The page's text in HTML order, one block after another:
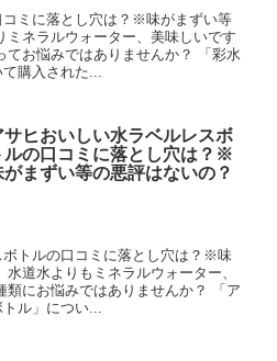
ミに落とし穴は？※味がまずい等
ミネラルウォーター、美味しいです
てお悩みではありませんか？ 「彩水
購入された...
サヒおいしい水ラベルレスボ
ルの口コミに落とし穴は？※
がまずい等の悪評はないの？
トルの口コミに落とし穴は？※味
道水よりもミネラルウォーター、
類にお悩みではありませんか？ 「ア
ル」につい...